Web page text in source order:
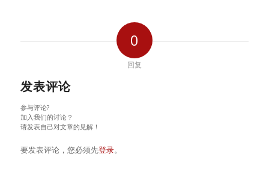
0
回复
发表评论
参与评论?
加入我们的讨论？
请发表自己对文章的见解！
要发表评论，您必须先登录。